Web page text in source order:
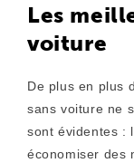
Les
voiture
De plus en plus
sans voiture ne
sont évidentes :
économiser des